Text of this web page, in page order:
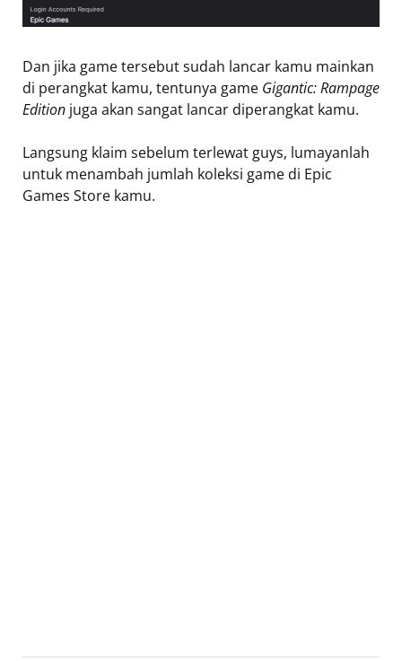
Dan jika game tersebut sudah lancar kamu mainkan
di perangkat kamu, tentunya game Gigantic: Rampage
Edition juga akan sangat lancar diperangkat kamu.
Langsung klaim sebelum terlewat guys, lumayanlah
untuk menambah jumlah koleksi game di Epic
Games Store kamu.